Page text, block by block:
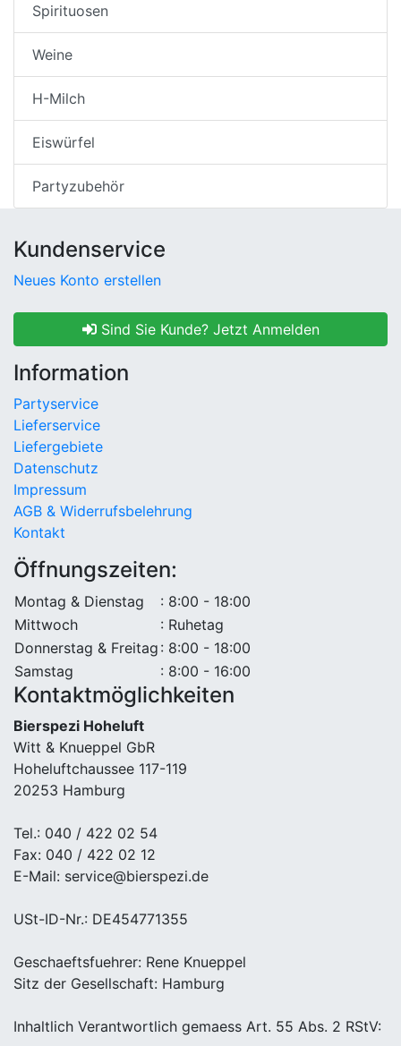
Spirituosen
Weine
H-Milch
Eiswürfel
Partyzubehör
Kundenservice
Neues Konto erstellen
Sind Sie Kunde? Jetzt Anmelden
Information
Partyservice
Lieferservice
Liefergebiete
Datenschutz
Impressum
AGB & Widerrufsbelehrung
Kontakt
Öffnungszeiten:
Montag & Dienstag
: 8:00 - 18:00
Mittwoch
: Ruhetag
Donnerstag & Freitag : 8:00 - 18:00
Samstag
: 8:00 - 16:00
Kontaktmöglichkeiten
Bierspezi Hoheluft
Witt & Knueppel GbR
Hoheluftchaussee 117-119
20253 Hamburg
Tel.: 040 / 422 02 54
Fax: 040 / 422 02 12
E-Mail: service@bierspezi.de
USt-ID-Nr.: DE454771355
Geschaeftsfuehrer: Rene Knueppel
Sitz der Gesellschaft: Hamburg
Inhaltlich Verantwortlich gemaess Art. 55 Abs. 2 RStV: